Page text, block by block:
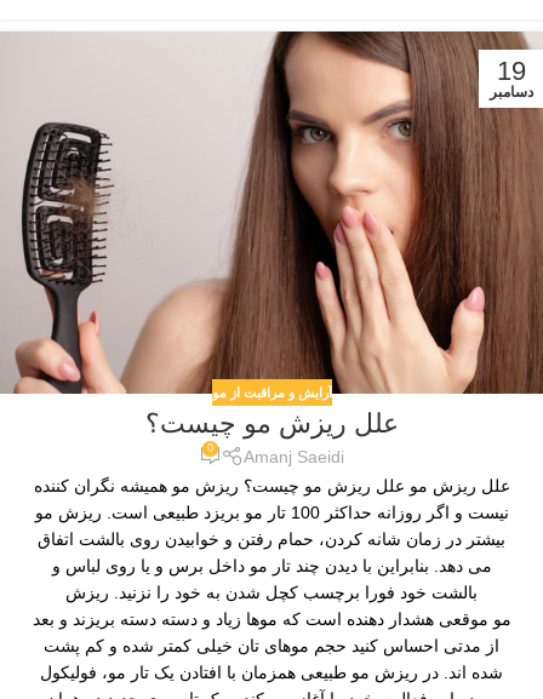
19
دسامبر
آرایش و مراقبت از مو
علل ریزش مو چیست؟
Amanj Saeidi
0
علل ریزش مو علل ریزش مو چیست؟ ریزش مو همیشه نگران کننده
نیست و اگر روزانه حداکثر 100 تار مو بریزد طبیعی است. ریزش مو
بیشتر در زمان شانه کردن، حمام رفتن و خوابیدن روی بالشت اتفاق
می دهد. بنابراین با دیدن چند تار مو داخل برس و یا روی لباس و
بالشت خود فورا برچسب کچل شدن به خود را نزنید. ریزش
مو موقعی هشدار دهنده است که موها زیاد و دسته دسته بریزند و بعد
از مدتی احساس کنید حجم موهای تان خیلی کمتر شده و کم پشت
شده اند. در ریزش مو طبیعی همزمان با افتادن یک تار مو، فولیکول